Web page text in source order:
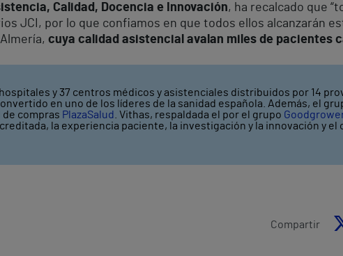
Calidad, Docencia e Innovación, ha recalcado que
JCI, por lo que confiamos en que todos ellos alcanzarán
cuya calidad asistencial avalan miles de pacientes
y 37 centros médicos y asistenciales distribuidos por 14
en uno de los líderes de la sanidad española. Además, el
de compras PlazaSalud . Vithas, respaldada el por el grupo
la experiencia paciente, la investigación y la innovación y el
Compartir